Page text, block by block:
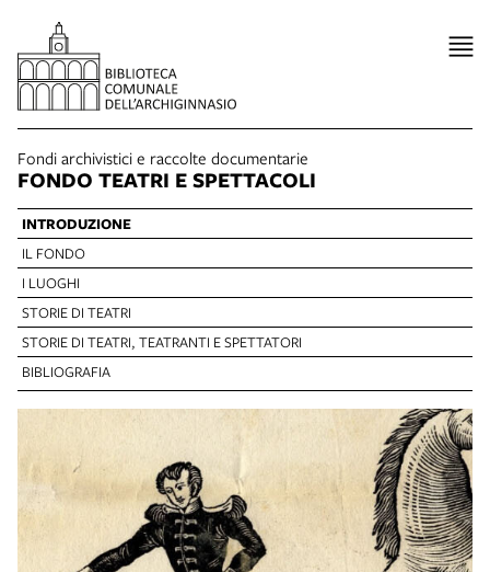
Fondi archivistici e raccolte documentarie
FONDO TEATRI E SPETTACOLI
INTRODUZIONE
IL FONDO
I LUOGHI
STORIE DI TEATRI
STORIE DI TEATRI, TEATRANTI E SPETTATORI
BIBLIOGRAFIA